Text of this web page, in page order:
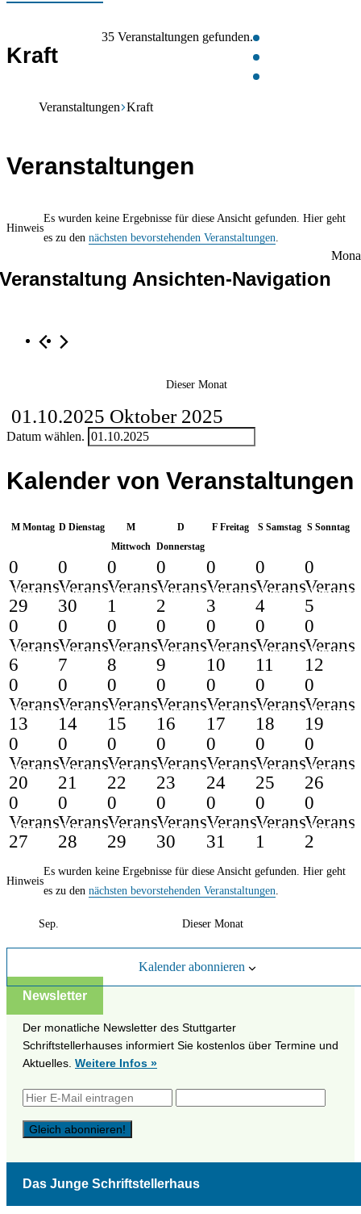
35 Veranstaltungen gefunden.
Kraft
Veranstaltungen Kraft
Veranstaltungen
Hinweis
Es wurden keine Ergebnisse für diese Ansicht gefunden. Hier geht
es zu den nächsten bevorstehenden Veranstaltungen
Veranstaltung Ansichten-Navigation
Dieser Monat
01.10.2025 Oktober 2025
Datum wählen.
Kalender von Veranstaltungen
M Montag D Dienstag
M
Mittwoch
D
Donnerstag
F Freitag S Samstag S Sonntag
Veranstaltungen
0
Veranstaltungen,
29
Veranstaltungen
0
Veranstaltungen,
30
Veranstaltungen
0
Veranstaltungen,
1
Veranstaltungen
0
Veranstaltungen,
2
Veranstaltungen
0
Veranstaltungen,
3
Veranstaltungen
0
4
0
5
Veranstaltungen
0
Veranstaltungen,
6
Veranstaltungen
0
Veranstaltungen,
7
Veranstaltungen
0
Veranstaltungen,
8
Veranstaltungen
0
Veranstaltungen,
9
Veranstaltungen
0
Veranstaltungen,
10
Veranstaltungen
0
11
0
12
Veranstaltungen
0
Veranstaltungen,
13
Veranstaltungen
14
0
Veranstaltungen,
14
Veranstaltungen
0
Veranstaltungen,
15
Veranstaltungen
0
Veranstaltungen,
16
Veranstaltungen
0
Veranstaltungen,
17
Veranstaltungen
0
18
0
19
Veranstaltungen
0
Veranstaltungen,
20
Veranstaltungen
0
Veranstaltungen,
21
Veranstaltungen
0
Veranstaltungen,
22
Veranstaltungen
0
Veranstaltungen,
23
Veranstaltungen
24
0
Veranstaltungen,
24
Veranstaltungen
0
25
0
26
Veranstaltungen
0
Veranstaltungen,
27
Veranstaltungen
0
Veranstaltungen,
28
Veranstaltungen
0
Veranstaltungen,
29
Veranstaltungen
0
Veranstaltungen,
30
Veranstaltungen
0
Veranstaltungen,
31
Veranstaltungen
0
1
0
2
Hinweis
Es wurden keine Ergebnisse für diese Ansicht gefunden. Hier geht
es zu den nächsten bevorstehenden Veranstaltungen.
Sep. Dieser Monat
Kalender abonnieren
Newsletter
Der monatliche Newsletter des Stuttgarter
Schriftstellerhauses informiert Sie kostenlos über Termine und
Aktuelles. Weitere Infos »
Das Junge Schriftstellerhaus